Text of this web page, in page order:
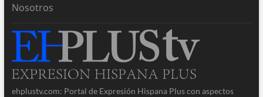
Nosotros
ehplustv.com: Portal de Expresión Hispana Plus con aspectos